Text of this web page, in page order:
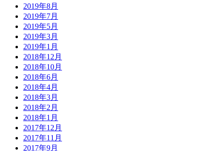
2019年8月
2019年7月
2019年5月
2019年3月
2019年1月
2018年12月
2018年10月
2018年6月
2018年4月
2018年3月
2018年2月
2018年1月
2017年12月
2017年11月
2017年9月